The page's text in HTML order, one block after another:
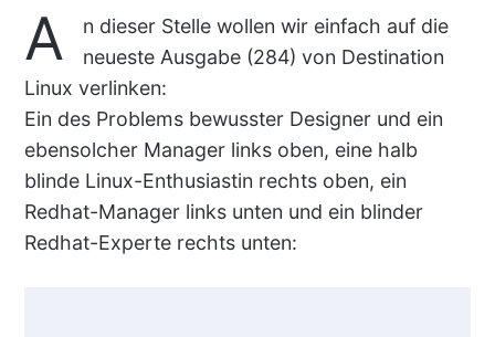
A
n dieser Stelle wollen wir einfach auf die
neueste Ausgabe (284) von Destination
Linux verlinken:
Ein des Problems bewusster Designer und ein
ebensolcher Manager links oben, eine halb
blinde Linux-Enthusiastin rechts oben, ein
Redhat-Manager links unten und ein blinder
Redhat-Experte rechts unten: